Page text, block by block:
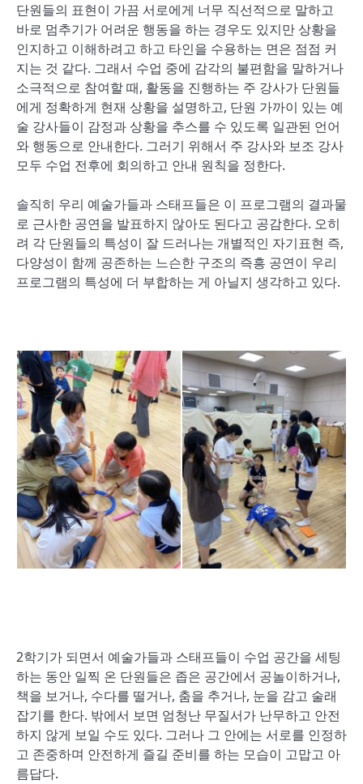
단원들의 표현이 가끔 서로에게 너무 직선적으로 말하고
바로 멈추기가 어려운 행동을 하는 경우도 있지만 상황을
인지하고 이해하려고 하고 타인을 수용하는 면은 점점 커
지는 것 같다. 그래서 수업 중에 감각의 불편함을 말하거나
소극적으로 참여할 때, 활동을 진행하는 주 강사가 단원들
에게 정확하게 현재 상황을 설명하고, 단원 가까이 있는 예
술 강사들이 감정과 상황을 추스를 수 있도록 일관된 언어
와 행동으로 안내한다. 그러기 위해서 주 강사와 보조 강사
모두 수업 전후에 회의하고 안내 원칙을 정한다.
솔직히 우리 예술가들과 스태프들은 이 프로그램의 결과물
로 근사한 공연을 발표하지 않아도 된다고 공감한다. 오히
려 각 단원들의 특성이 잘 드러나는 개별적인 자기표현 즉,
다양성이 함께 공존하는 느슨한 구조의 즉흥 공연이 우리
프로그램의 특성에 더 부합하는 게 아닐지 생각하고 있다.
2학기가 되면서 예술가들과 스태프들이 수업 공간을 세팅
하는 동안 일찍 온 단원들은 좁은 공간에서 공놀이하거나,
책을 보거나, 수다를 떨거나, 춤을 추거나, 눈을 감고 술래
잡기를 한다. 밖에서 보면 엄청난 무질서가 난무하고 안전
하지 않게 보일 수도 있다. 그러나 그 안에는 서로를 인정하
고 존중하며 안전하게 즐길 준비를 하는 모습이 고맙고 아
름답다.